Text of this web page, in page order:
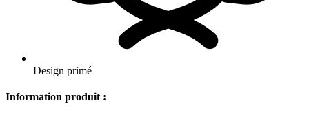
Design primé
Information produit :